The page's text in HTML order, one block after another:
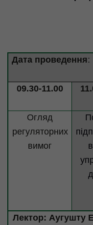
Дата проведення:
09.30-11.00
Огляд
регуляторних
вимог
Лектор:Аугушту